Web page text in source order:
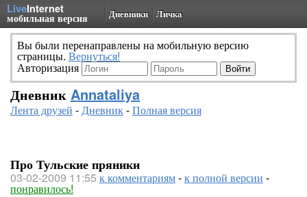
LiveInternet
мобильная версия Дневники Личка
Вы были перенаправлены на мобильную версию
страницы. Вернуться!
Авторизация
Дневник Annataliya
Лента друзей -Дневник-Полная версия
Про Тульские пряники
03-02-2009 11:55 к комментариям-к полной версии -
понравилось!